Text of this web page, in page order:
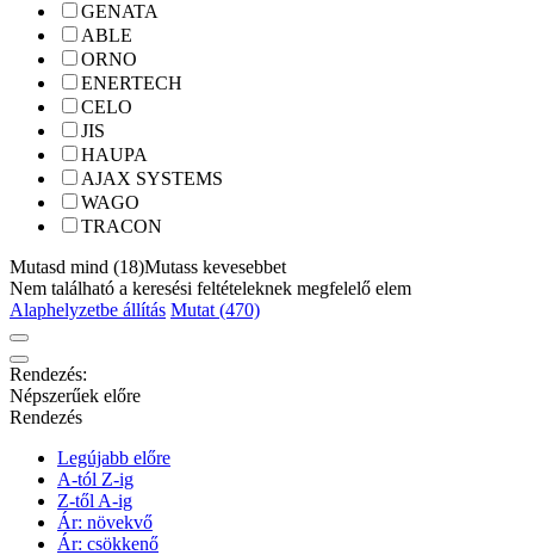
GENATA
ABLE
ORNO
ENERTECH
CELO
JIS
HAUPA
AJAX SYSTEMS
WAGO
TRACON
Mutasd mind (18)Mutass kevesebbet
Nem található a keresési feltételeknek megfelelő elem
Alaphelyzetbe állítás Mutat (470)
Rendezés:
Népszerűek előre
Rendezés
Legújabb előre
A-tól Z-ig
Z-től A-ig
Ár: növekvő
Ár: csökkenő